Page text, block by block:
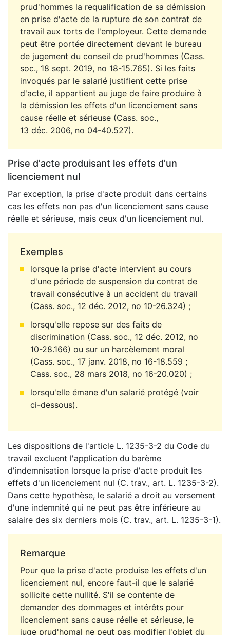
prud'hommes la requalification de sa démission
en prise d'acte de la rupture de son contrat de
travail aux torts de l'employeur. Cette demande
peut être portée directement devant le bureau
de jugement du conseil de prud'hommes (Cass.
soc., 18 sept. 2019, no 18-15.765). Si les faits
invoqués par le salarié justifient cette prise
d'acte, il appartient au juge de faire produire à
la démission les effets d'un licenciement sans
cause réelle et sérieuse (Cass. soc.,
13 déc. 2006, no 04-40.527).
Prise d'acte produisant les effets d'un
licenciement nul
Par exception, la prise d'acte produit dans certains
cas les effets non pas d'un licenciement sans cause
réelle et sérieuse, mais ceux d'un licenciement nul.
Exemples
lorsque la prise d'acte intervient au cours
d'une période de suspension du contrat de
travail consécutive à un accident du travail
(Cass. soc., 12 déc. 2012, no 10-26.324) ;
lorsqu'elle repose sur des faits de
discrimination (Cass. soc., 12 déc. 2012, no
10-28.166) ou sur un harcèlement moral
(Cass. soc., 17 janv. 2018, no 16-18.559 ;
Cass. soc., 28 mars 2018, no 16-20.020) ;
lorsqu'elle émane d'un salarié protégé (voir
ci-dessous).
Les dispositions de l'article L. 1235-3-2 du Code du
travail excluent l'application du barème
d'indemnisation lorsque la prise d'acte produit les
effets d'un licenciement nul (C. trav., art. L. 1235-3-2).
Dans cette hypothèse, le salarié a droit au versement
d'une indemnité qui ne peut pas être inférieure au
salaire des six derniers mois (C. trav., art. L. 1235-3-1).
Remarque
Pour que la prise d'acte produise les effets d'un
licenciement nul, encore faut-il que le salarié
sollicite cette nullité. S'il se contente de
demander des dommages et intérêts pour
licenciement sans cause réelle et sérieuse, le
juge prud'homal ne peut pas modifier l'objet du